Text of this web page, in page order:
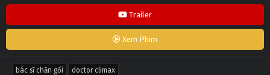
Trailer
Xem Phim
bác sĩ chăn gối doctor climax